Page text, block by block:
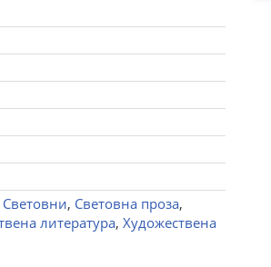
, Световна проза,
литература, Художествена